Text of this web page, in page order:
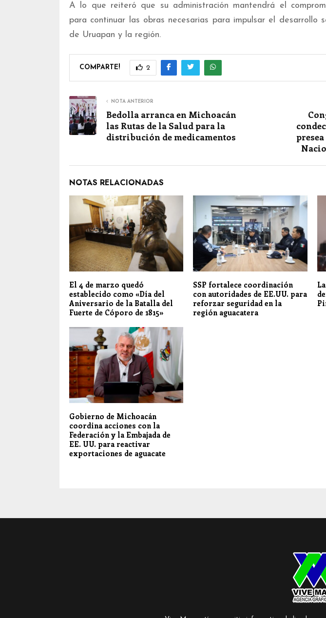
A lo que reiteró que su administración mantendrá el
para continuar las obras necesarias para impulsar el desarrollo
de Uruapan y la región.
COMPARTE! 2
NOTA ANTERIOR
Bedolla arranca en Michoacán
las Rutas de la Salud para la
distribución de medicamentos
NOTAS RELACIONADAS
El 4 de marzo quedó
establecido como «Día del
Aniversario de la Batalla del
Fuerte de Cóporo de 1815»
SSP fortalece coordinación
con autoridades de EE.UU. para
reforzar seguridad en la
región aguacatera
Gobierno de Michoacán
coordina acciones con la
Federación y la Embajada de
EE. UU. para reactivar
exportaciones de aguacate